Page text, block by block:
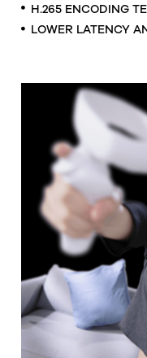
H.265 ENCODING
LOWER LATENCY